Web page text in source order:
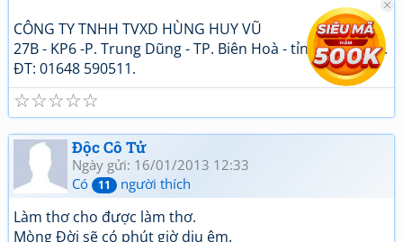
CÔNG TY TNHH TVXD HÙNG HUY VŨ
27B - KP6 -P. Trung Dũng - TP. Biên Hoà - tỉnh Đồng Nai.
ĐT: 01648 590511.
☆
☆
☆
☆
☆
Độc Cô Tử
Ngày gửi: 16/01/2013 12:33
Có
11 người thích
Làm thơ cho được làm thơ.
Mòng Đời sẽ có phút giờ dịu êm.